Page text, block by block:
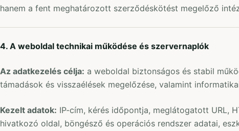
hanem a fent meghatározott szerződéskötést megelőző
4. A weboldal technikai működése és szervernaplók
Az adatkezelés célja: a weboldal biztonságos és stabil
támadások és visszaélések megelőzése, valamint
Kezelt adatok: IP-cím, kérés időpontja, meglátogatott URL,
hivatkozó oldal, böngésző és operációs rendszer adatai,